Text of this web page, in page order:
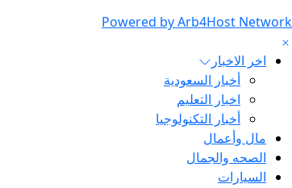
Powered by Arb4Host Network
اخر الاخبار
أخبار السعودية
اخبار التعليم
أخبار التكنولوجيا
مال وأعمال
الصحه والجمال
السيارات